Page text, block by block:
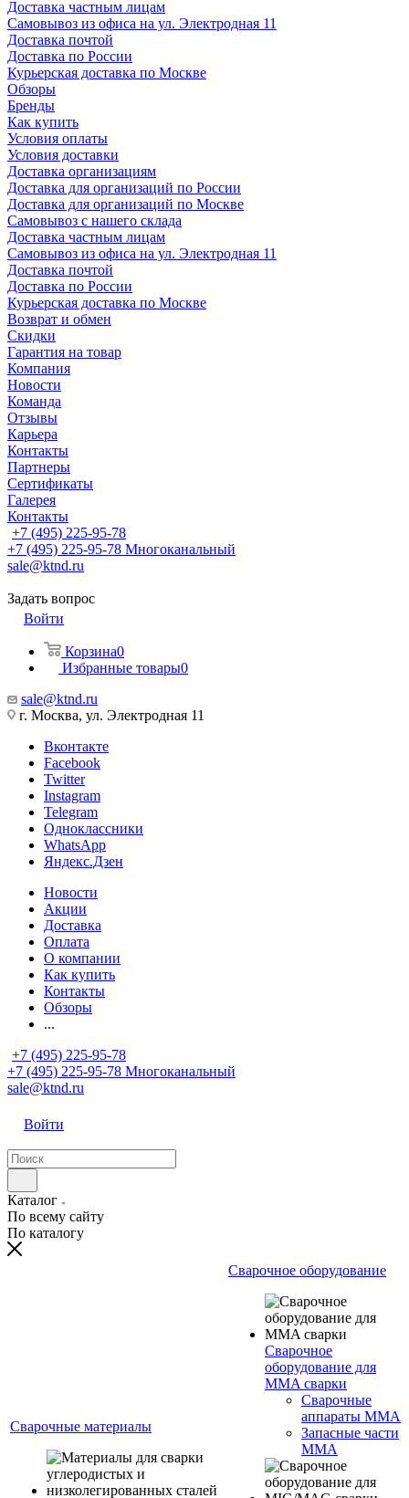
Доставка частным лицам
Самовывоз из офиса на ул. Электродная 11
Доставка почтой
Доставка по России
Курьерская доставка по Москве
Обзоры
Бренды
Как купить
Условия оплаты
Условия доставки
Доставка организациям
Доставка для организаций по России
Доставка для организаций по Москве
Самовывоз с нашего склада
Доставка частным лицам
Самовывоз из офиса на ул. Электродная 11
Доставка почтой
Доставка по России
Курьерская доставка по Москве
Возврат и обмен
Скидки
Гарантия на товар
Компания
Новости
Команда
Отзывы
Карьера
Контакты
Партнеры
Сертификаты
Галерея
Контакты
+7 (495) 225-95-78
+7 (495) 225-95-78 Многоканальный
sale@ktnd.ru
Задать вопрос
Войти
Корзина0
Избранные товары0
sale@ktnd.ru
г. Москва, ул. Электродная 11
Вконтакте
Facebook
Twitter
Instagram
Telegram
Одноклассники
WhatsApp
Яндекс.Дзен
Новости
Акции
Доставка
Оплата
О компании
Как купить
Контакты
Обзоры
...
+7 (495) 225-95-78
+7 (495) 225-95-78 Многоканальный
sale@ktnd.ru
Войти
Каталог
По всему сайту
По каталогу
Сварочные материалы
Сварочное оборудование
Сварочное
оборудование для
MMA сварки
Сварочные
аппараты MMA
Запасные части
MMA